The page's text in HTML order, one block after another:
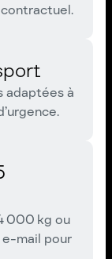
adaptées à
000 kg ou
mail pour